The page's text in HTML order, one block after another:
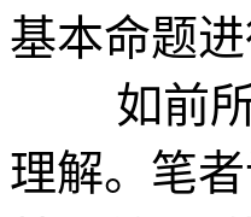
基本命题进
如前所
理解。笔